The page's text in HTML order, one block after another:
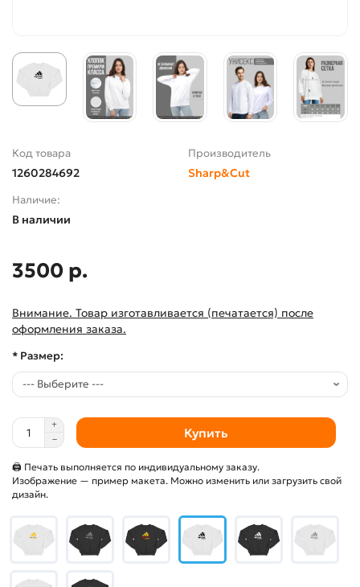
Код товара
1260284692
Производитель
Sharp&Cut
Наличие:
В наличии
3500 р.
Внимание. Товар изготавливается (печатается) после
оформления заказа.
* Размер:
Купить
🖨 Печать выполняется по индивидуальному заказу.
Изображение — пример макета. Можно изменить или загрузить свой
дизайн.